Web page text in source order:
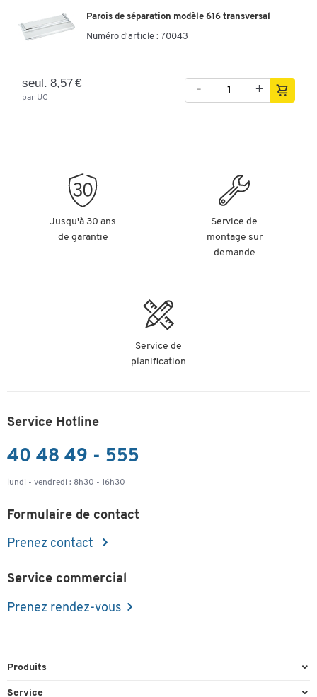
Parois de séparation modèle 616 transversal
Numéro d'article : 70043
seul. 8,57 €
par UC
- +
Jusqu'à 30 ans
de garantie
Service de
montage sur
demande
Service de
planification
Service Hotline
40 48 49 - 555
lundi - vendredi : 8h30 - 16h30
Formulaire de contact
Prenez contact
Service commercial
Prenez rendez-vous
Produits
Emballage et expédition
Service